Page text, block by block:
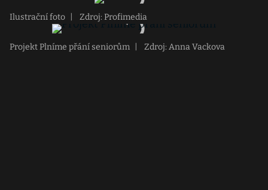
Ilustrační foto Zdroj: Profimedia
Projekt Plníme přání seniorům Zdroj: Anna Vackova